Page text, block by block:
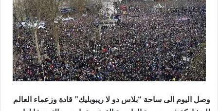
وصل اليوم الى ساحة “بلاس دو لا ريبوبليك” قادة وزعماء العالم